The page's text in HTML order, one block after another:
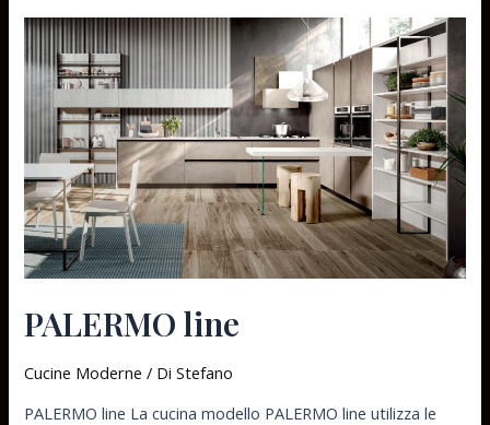
PALERMO line
Cucine Moderne / DiStefano
PALERMO line La cucina modello PALERMO line utilizza le